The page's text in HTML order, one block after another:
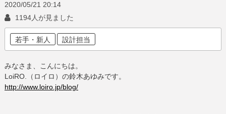
2020/05/21 20:14
1194人が見ました
若手・新人 設計担当
みなさま、こんにちは。
LoiRO.
（ロイロ）の鈴木あゆみです。
http://www.loiro.jp/blog/